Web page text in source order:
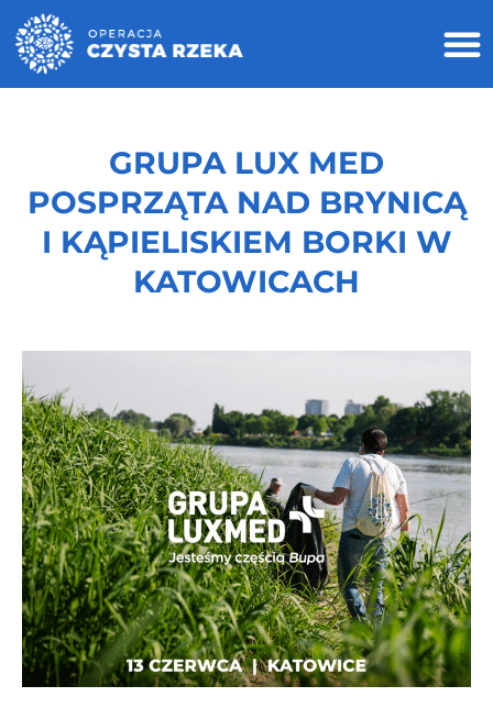
GRUPA LUX MED
POSPRZĄTA NAD BRYNICĄ
I KĄPIELISKIEM BORKI W
KATOWICACH